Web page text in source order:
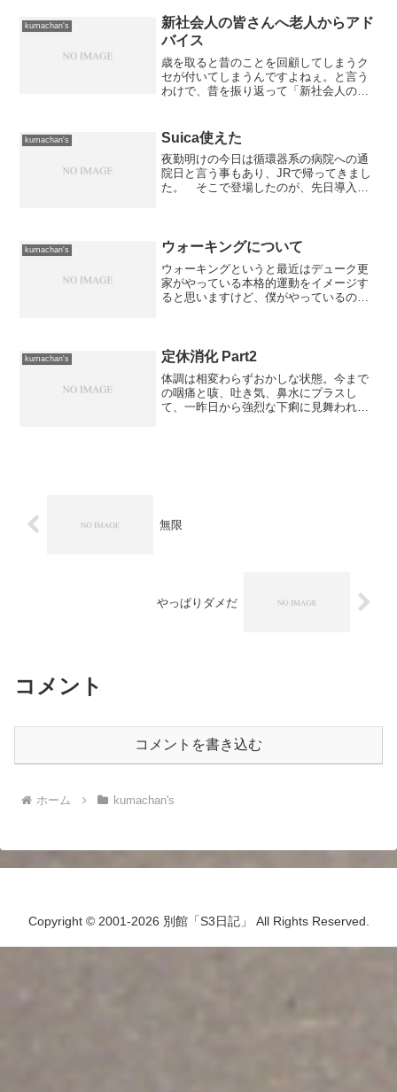
kumachan's
新社会人の皆さんへ老人からアド
バイス
歳を取ると昔のことを回顧してしまうク
セが付いてしまうんですよねぇ。と言う
わけで、昔を振り返って「新社会人の皆
て「プロフィール」のページに一度、目
を通してからの方が内容を...
kumachan's Suica使えた
夜勤明けの今日は循環器系の病院への通
院日と言う事もあり、JRで帰ってきまし
た。 そこで登場したのが、先日導入し
バイルSuic...
kumachan's ウォーキングについて
ウォーキングというと最近はデューク更
家がやっている本格的運動をイメージす
ると思いますけど、僕がやっているのは
と照れてしまうようなオー...
kumachan's 定休消化 Part2
体調は相変わらずおかしな状態。今まで
の咽痛と咳、吐き気、鼻水にプラスし
て、一昨日から強烈な下痢に見舞われて
無限
やっぱりダメだ
コメント
コメントを書き込む
ホーム kumachan's
Copyright © 2001-2026 別館「S3日記」 All Rights Reserved.